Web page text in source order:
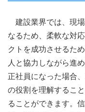
建設業界では、現
なるため、柔軟な対
クトを成功させるた
人と協力しながら進
正社員になった場合
の役割を理解するこ
ることができます。